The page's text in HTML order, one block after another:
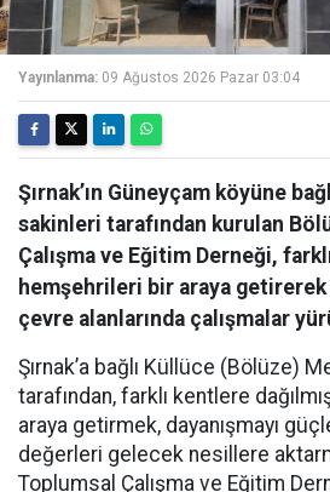
Yayınlanma: 09 Ağustos 2026 Pazar 03:04
Şırnak’ın Güneyçam köyüne
sakinleri tarafından kurulan
Çalışma ve Eğitim Derneği,
hemşehrileri bir araya
çevre alanlarında çalışmalar
Şırnak’a bağlı Küllüce (Bölüze)
tarafından, farklı kentlere
araya getirmek, dayanışmayı
değerleri gelecek nesillere
Toplumsal Çalışma ve Eğitim